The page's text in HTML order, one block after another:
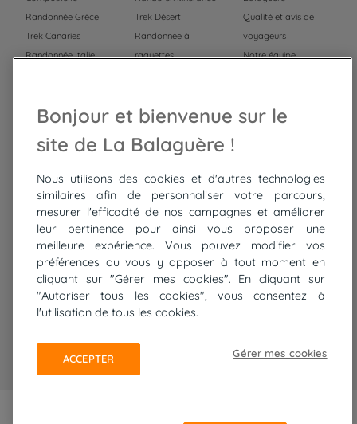
Randonnée Grèce
Trek Canaries
Randonnée Italie
Trek Mauritanie
Trek Désert
Randonnée à
raquettes
Trek
Qualité et avis de
voyageurs
Notre équipe
Top
circuits
Tour du lac de Constance à vélo
Cyclades : Amorgos et Naxos
Randonnée aux Bardenas Reales
De Collioure à Cadaquès à pied
Découverte des trésors de Madère
Rando Réunion en douceur
Trek sur Tenerife
Bonjour et bienvenue sur le
site de La Balaguère !
Nous utilisons des cookies et d'autres technologies
similaires afin de personnaliser votre parcours,
mesurer l'efficacité de nos campagnes et améliorer
leur pertinence pour ainsi vous proposer une
meilleure expérience. Vous pouvez modifier vos
préférences ou vous y opposer à tout moment en
cliquant sur "Gérer mes cookies". En cliquant sur
"Autoriser tous les cookies", vous consentez à
l'utilisation de tous les cookies.
Gérer mes cookies
ACCEPTER